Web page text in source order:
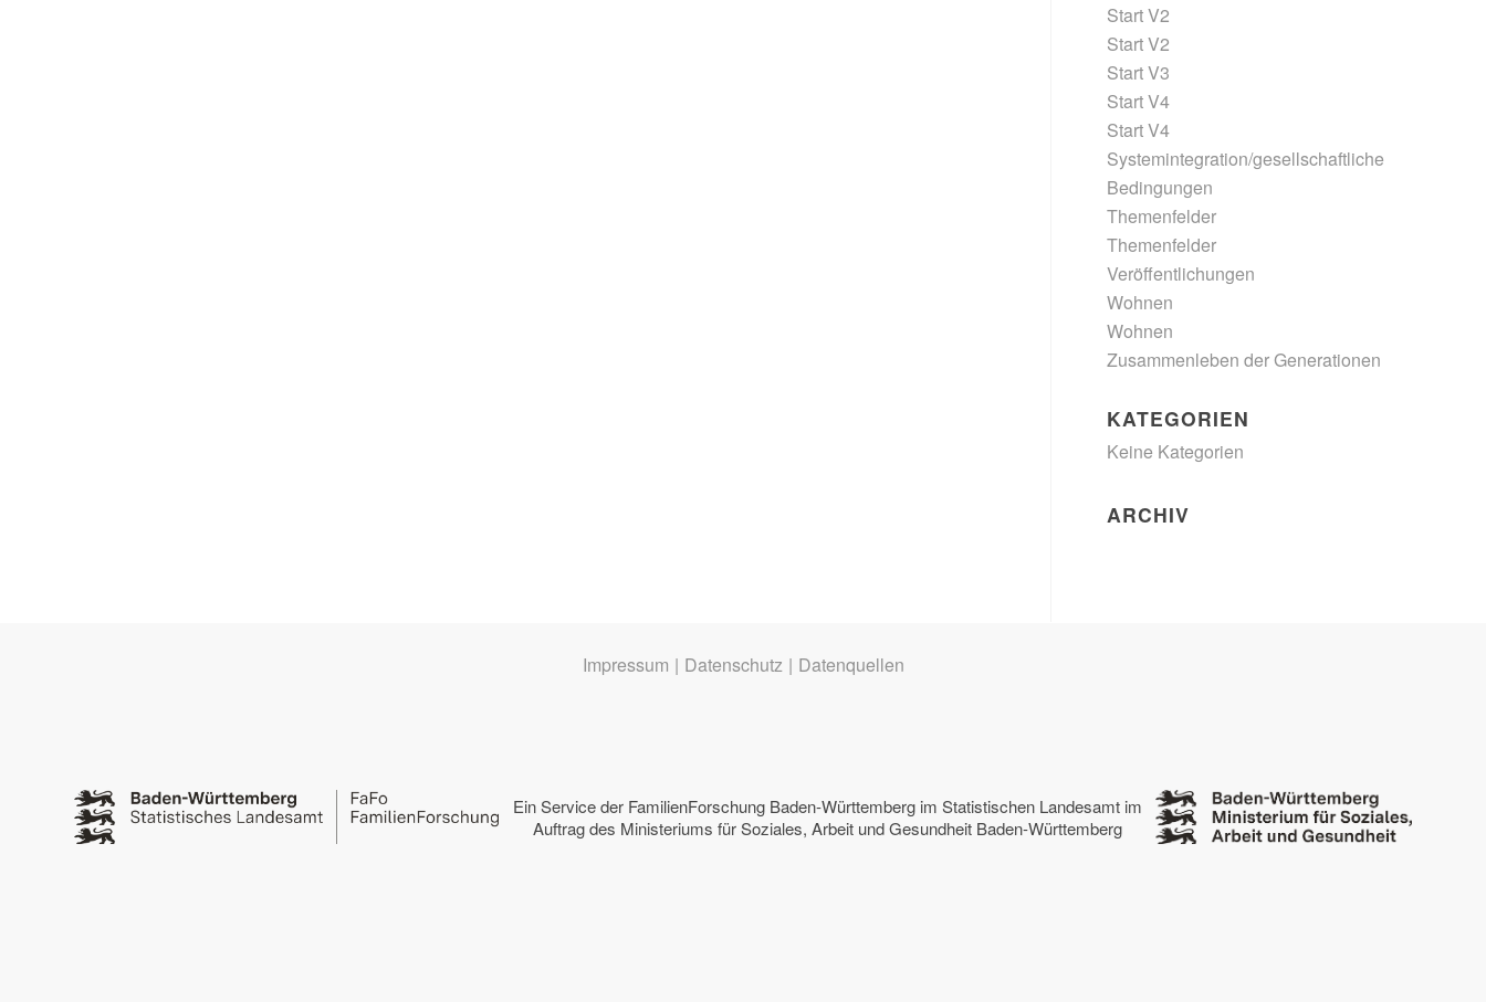
Start V2
Start V2
Start V3
Start V4
Start V4
Systemintegration/gesellschaftliche
Bedingungen
Themenfelder
Themenfelder
Veröffentlichungen
Wohnen
Wohnen
Zusammenleben der Generationen
KATEGORIEN
Keine Kategorien
ARCHIV
Impressum | Datenschutz | Datenquellen
Ein Service der FamilienForschung Baden-Württembergim Statistischen Landesamt im
Auftrag des Ministeriums für Soziales, Arbeit und Gesundheit Baden-Württemberg